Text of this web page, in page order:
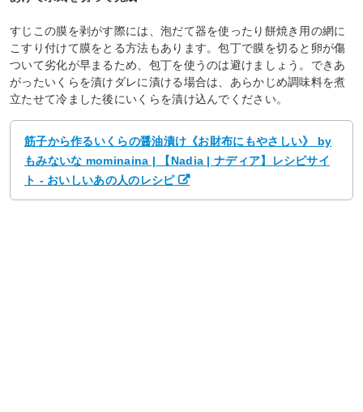
すじこの膜を剥がす際には、泡だて器を使ったり餅焼き用の網に
こすり付けて膜をとる方法もあります。包丁で膜を切ると卵が傷
ついて劣化が早まるため、包丁を使うのは避けましょう。できあ
がったいくらを漬けダレに漬ける場合は、あらかじめ調味料を煮
立たせて冷ました後にいくらを漬け込んでください。
筋子から作るいくらの醤油漬け《お財布にもやさしい》 by
もみないな mominaina | 【Nadia | ナディア】レシピサイ
ト - おいしいあの人のレシピ